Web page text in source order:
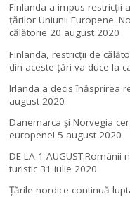
Finlanda a impus restricţii
ţărilor Uniunii Europene.
călătorie 20 august 2020
Finlanda, restricţii de
din aceste ţări va duce la
Irlanda a decis înăsprirea
august 2020
Danemarca și Norvegia
europene! 5 august 2020
DE LA 1
turistic 31 iulie 2020
Țările nordice continuă